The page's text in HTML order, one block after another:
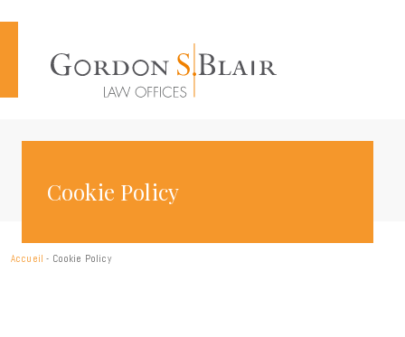
Cookie Policy
Accueil - Cookie Policy